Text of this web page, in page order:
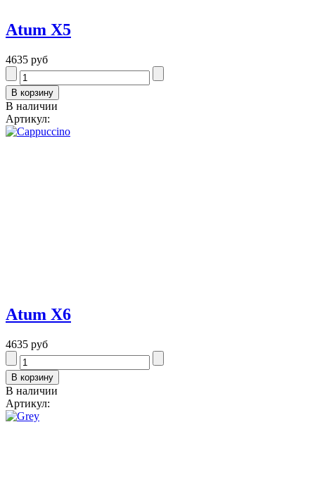
Atum Х5
4635 руб
В наличии
Артикул:
Atum Х6
4635 руб
В наличии
Артикул: